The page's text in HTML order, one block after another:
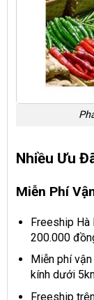
Nhiều Ưu
Miễn Phí
Freeship Hà
200.000
Miễn phí
kính dưới
Freeship